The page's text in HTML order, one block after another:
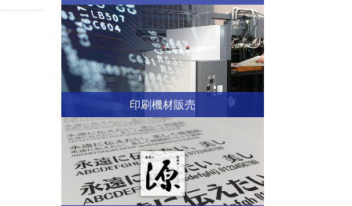
印刷機材販売